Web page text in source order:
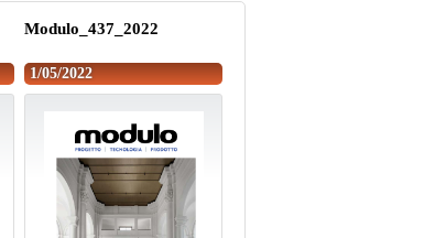
Modulo_437_2022
1/05/2022